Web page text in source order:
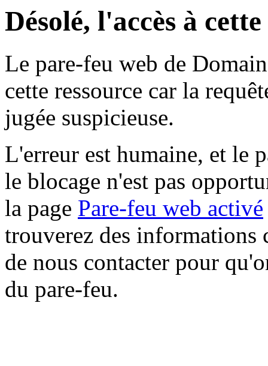
Désolé, l'accès à
Le pare-feu web de
cette ressource car la
jugée suspicieuse.
L'erreur est humaine, et le
le blocage n'est pas
la page Pare-feu web activé
trouverez des informations
de nous contacter pour
du pare-feu.